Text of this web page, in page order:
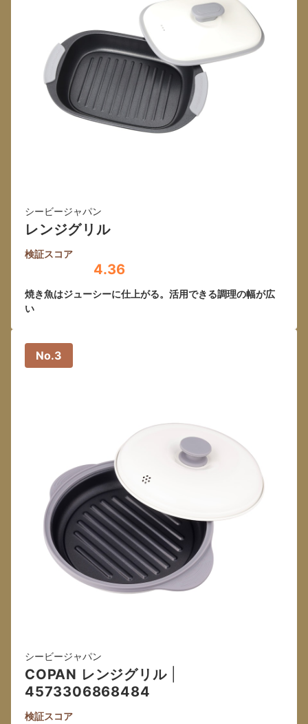
シービージャパン
レンジグリル
検証スコア
4.36
焼き魚はジューシーに仕上がる。活用できる調理の幅が広
い
No.3
シービージャパン
COPAN レンジグリル
4573306868484
検証スコア